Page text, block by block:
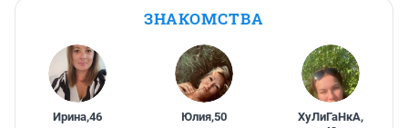
ЗНАКОМСТВА
Ирина,46 Юлия,50 ХуЛиГаНкА,